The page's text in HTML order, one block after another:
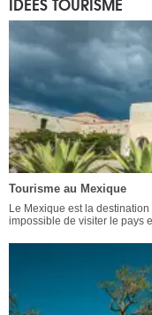
Tourisme au Mexique
Le Mexique est la
impossible de visiter le pays